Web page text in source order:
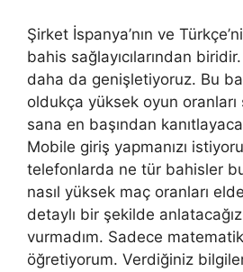
Şirket İspanya’nın ve
bahis sağlayıcılarından
daha da genişletiyoruz. Bu
oldukça yüksek oyun oranları
sana en başından
Mobile giriş yapmanızı
telefonlarda ne tür bahisler
nasıl yüksek maç oranları
detaylı bir şekilde
vurmadım. Sadece
öğretiyorum. Verdiğiniz